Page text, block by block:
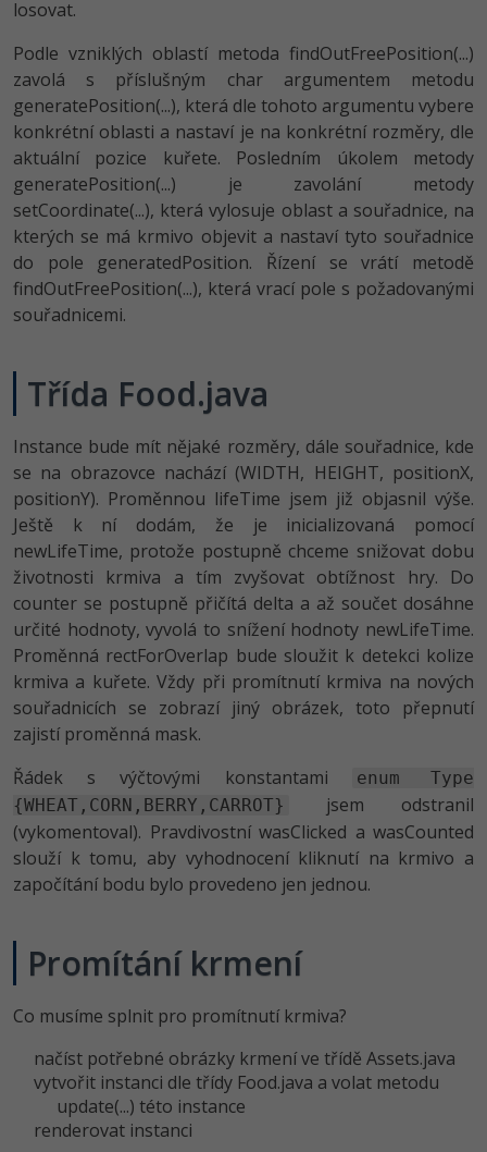
losovat.
Podle vzniklých oblastí metoda findOutFreePo­sition(...)
zavolá s příslušným char argumentem metodu
generatePositi­on(...), která dle tohoto argumentu vybere
konkrétní oblasti a nastaví je na konkrétní rozměry, dle
aktuální pozice kuřete. Posledním úkolem metody
generatePositi­on(...) je zavolání metody
setCoordinate(...), která vylosuje oblast a souřadnice, na
kterých se má krmivo objevit a nastaví tyto souřadnice
do pole generatedPosition. Řízení se vrátí metodě
findOutFreePo­sition(...), která vrací pole s požadovanými
souřadnicemi.
Třída Food.java
Instance bude mít nějaké rozměry, dále souřadnice, kde
se na obrazovce nachází (WIDTH, HEIGHT, positionX,
positionY). Proměnnou lifeTime jsem již objasnil výše.
Ještě k ní dodám, že je inicializovaná pomocí
newLifeTime, protože postupně chceme snižovat dobu
životnosti krmiva a tím zvyšovat obtížnost hry. Do
counter se postupně přičítá delta a až součet dosáhne
určité hodnoty, vyvolá to snížení hodnoty newLifeTime.
Proměnná rectForOverlap bude sloužit k detekci kolize
krmiva a kuřete. Vždy při promítnutí krmiva na nových
souřadnicích se zobrazí jiný obrázek, toto přepnutí
zajistí proměnná mask.
Řádek s výčtovými konstantami
enum Type
{WHEAT,CORN,BERRY,CARROT}
jsem odstranil
(vykomentoval). Pravdivostní wasClicked a wasCounted
slouží k tomu, aby vyhodnocení kliknutí na krmivo a
započítání bodu bylo provedeno jen jednou.
Promítání krmení
Co musíme splnit pro promítnutí krmiva?
načíst potřebné obrázky krmení ve třídě Assets.java
vytvořit instanci dle třídy Food.java a volat metodu
update(...) této instance
renderovat instanci